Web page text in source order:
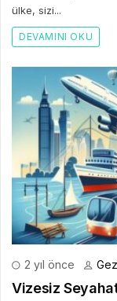
ülke, sizi...
DEVAMINI OKU
2 yıl önce
Vizesiz